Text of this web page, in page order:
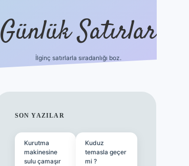
Günlük Satırlar
İlginç satırlarla sıradanlığı boz.
SIDEBAR
SON YAZILAR
Kurutma
makinesine
sulu çamaşır
Kuduz
temasla geçer
mi ?
ilbet giriş